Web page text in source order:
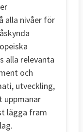
alla nivåer för
alla relevanta
och
utveckling,
uppmanar
lägga fram